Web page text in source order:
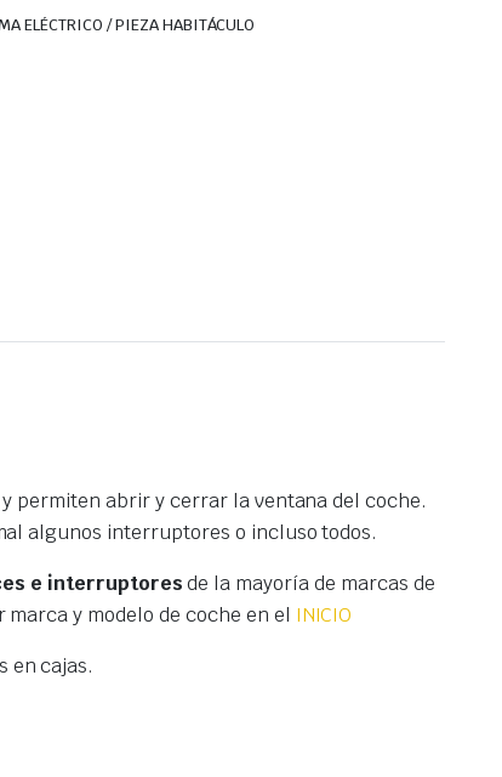
ELÉCTRICO / PIEZA HABITÁCULO
permiten abrir y cerrar la ventana del coche.
algunos interruptores o incluso todos.
e interruptoresde la mayoría de marcas de
y modelo de coche en el INICIO
en cajas.